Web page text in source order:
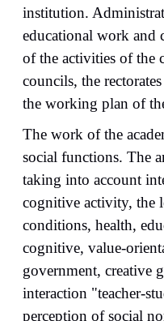
institution.
educational work and
of the activities of the
councils, the
the working plan of
The work of the
social functions. The
taking into account
cognitive activity, the
conditions, health,
cognitive, value-
government, creative
interaction "teacher-
perception of social